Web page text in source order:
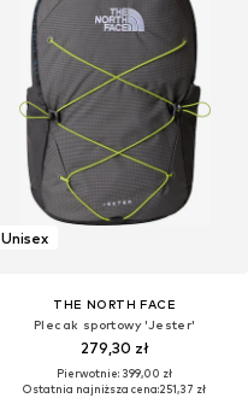
Unisex
THE NORTH FACE
Plecak sportowy 'Jester'
279,30 zł
Pierwotnie: 399,00 zł
Ostatnia najniższa cena:251,37 zł